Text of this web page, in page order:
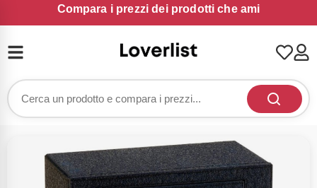
Compara i prezzi dei prodotti che ami